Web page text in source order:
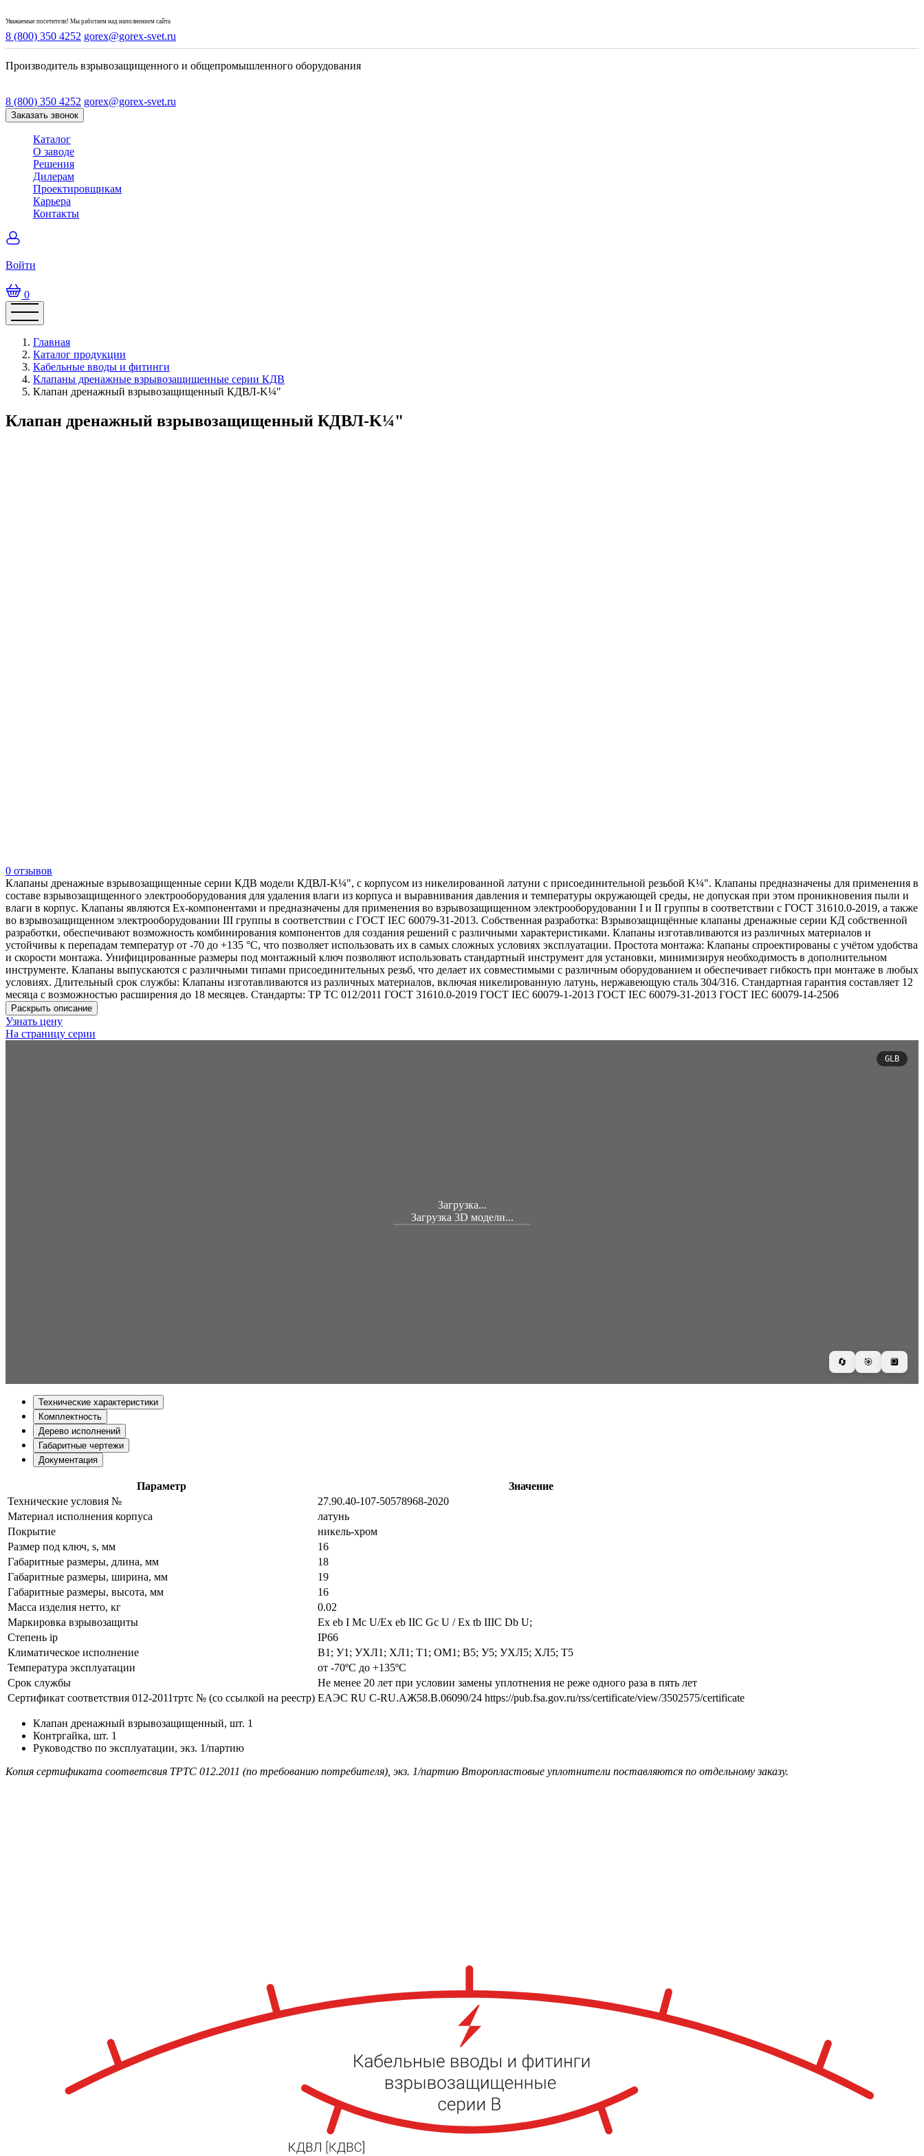
Уважаемые посетители! Мы работаем над наполнением сайта
8 (800) 350 4252 gorex@gorex-svet.ru
Производитель взрывозащищенного и общепромышленного оборудования
8 (800) 350 4252 gorex@gorex-svet.ru
Заказать звонок
Каталог
О заводе
Решения
Дилерам
Проектировщикам
Карьера
Контакты
Войти
0
Главная
Каталог продукции
Кабельные вводы и фитинги
Клапаны дренажные взрывозащищенные серии КДВ
Клапан дренажный взрывозащищенный КДВЛ-K¼"
Клапан дренажный взрывозащищенный КДВЛ-K¼"
0 отзывов
Клапаны дренажные взрывозащищенные серии КДВ модели КДВЛ-K¼", с корпусом из никелированной латуни с присоединительной резьбой K¼". Клапаны предназначены для применения в
составе взрывозащищенного электрооборудования для удаления влаги из корпуса и выравнивания давления и температуры окружающей среды, не допуская при этом проникновения пыли и
влаги в корпус. Клапаны являются Ех-компонентами и предназначены для применения во взрывозащищенном электрооборудовании I и II группы в соответствии с ГОСТ 31610.0-2019, а также
во взрывозащищенном электрооборудовании III группы в соответствии с ГОСТ IEC 60079-31-2013. Собственная разработка: Взрывозащищённые клапаны дренажные серии КД собственной
разработки, обеспечивают возможность комбинирования компонентов для создания решений с различными характеристиками. Клапаны изготавливаются из различных материалов и
устойчивы к перепадам температур от -70 до +135 °C, что позволяет использовать их в самых сложных условиях эксплуатации. Простота монтажа: Клапаны спроектированы с учётом удобства
и скорости монтажа. Унифицированные размеры под монтажный ключ позволяют использовать стандартный инструмент для установки, минимизируя необходимость в дополнительном
инструменте. Клапаны выпускаются с различными типами присоединительных резьб, что делает их совместимыми с различным оборудованием и обеспечивает гибкость при монтаже в любых
условиях. Длительный срок службы: Клапаны изготавливаются из различных материалов, включая никелированную латунь, нержавеющую сталь 304/316. Стандартная гарантия составляет 12
месяца с возможностью расширения до 18 месяцев. Стандарты: ТР ТС 012/2011 ГОСТ 31610.0-2019 ГОСТ IEC 60079-1-2013 ГОСТ IEC 60079-31-2013 ГОСТ IEC 60079-14-2506
Раскрыть описание
Узнать цену
На страницу серии
Загрузка...
Загрузка 3D модели...
🔄 🎯 🔲
GLB
Технические характеристики
Комплектность
Дерево исполнений
Габаритные чертежи
Документация
Параметр
Значение
Технические условия №
27.90.40-107-50578968-2020
Материал исполнения корпуса
латунь
Покрытие
никель-хром
Размер под ключ, s, мм
16
Габаритные размеры, длина, мм
18
Габаритные размеры, ширина, мм
19
Габаритные размеры, высота, мм
16
Масса изделия нетто, кг
0.02
Маркировка взрывозащиты
Ех eb I Mc U/Ех eb IIC Gc U / Ex tb IIIC Db U;
Степень ip
IP66
Климатическое исполнение
В1; У1; УХЛ1; ХЛ1; Т1; ОМ1; В5; У5; УХЛ5; ХЛ5; Т5
Температура эксплуатации
от -70ºС до +135ºС
Срок службы
Не менее 20 лет при условии замены уплотнения не реже одного раза в пять лет
Сертификат соответствия 012-2011тртс № (со ссылкой на реестр) ЕАЭС RU С-RU.АЖ58.В.06090/24 https://pub.fsa.gov.ru/rss/certificate/view/3502575/certificate
Клапан дренажный взрывозащищенный, шт. 1
Контргайка, шт. 1
Руководство по эксплуатации, экз. 1/партию
Копия сертификата соответсвия ТРТС 012.2011 (по требованию потребителя), экз. 1/партию Второпластовые уплотнители поставляются по отдельному заказу.